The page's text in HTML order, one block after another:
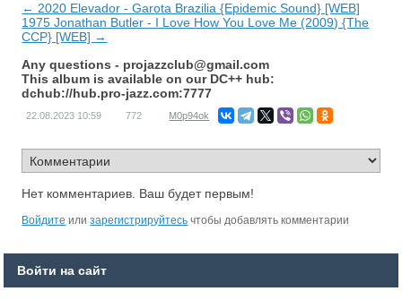
← 2020 Elevador - Garota Brazilia {Epidemic Sound} [WEB]
1975 Jonathan Butler - I Love How You Love Me (2009) {The
CCP} [WEB] →
Any questions - projazzclub@gmail.com
This album is available on our DC++ hub:
dchub://hub.pro-jazz.com:7777
22.08.2023 10:59 772 M0p94ok
Нет комментариев. Ваш будет первым!
Войдите илизарегистрируйтесь чтобы добавлять комментарии
Войти на сайт